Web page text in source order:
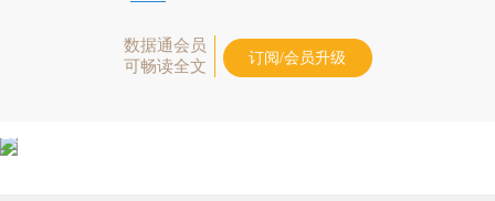
数据通会员
可畅读全文
订阅/会员升级